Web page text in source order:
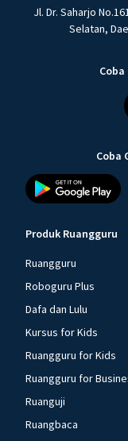
Jl. Dr. Saharjo
Selatan,
Coba
Coba
Produk Ruangguru
Ruangguru
Roboguru Plus
Dafa dan Lulu
Kursus for Kids
Ruangguru for Kids
Ruangguru for
Ruanguji
Ruangbaca